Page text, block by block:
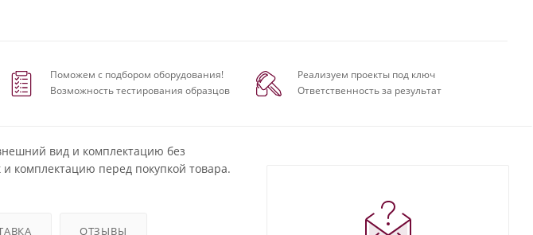
Поможем с подбором оборудования!
Возможность тестирования образцов
Реализуем проекты под ключ
Ответственность за результат
вид и комплектацию без
комплектацию перед покупкой товара.
ОТЗЫВЫ